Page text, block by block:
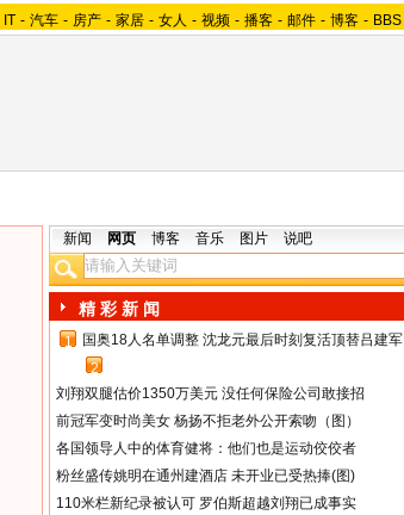
IT - 汽车 - 房产 - 家居 - 女人 - 视频 - 播客 - 邮件 - 博客 - BBS
新闻 网页 博客 音乐 图片 说吧
精 彩 新 闻
1
国奥18人名单调整 沈龙元最后时刻复活顶替吕建军
2
刘翔双腿估价1350万美元 没任何保险公司敢接招
前冠军变时尚美女 杨扬不拒老外公开索吻（图）
各国领导人中的体育健将：他们也是运动佼佼者
粉丝盛传姚明在通州建酒店 未开业已受热捧(图)
110米栏新纪录被认可 罗伯斯超越刘翔已成事实